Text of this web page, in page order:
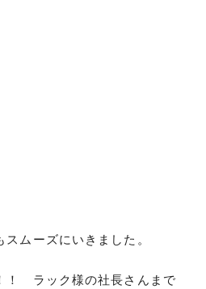
ムーズにいきました。
！ ラック様の社長さんまで